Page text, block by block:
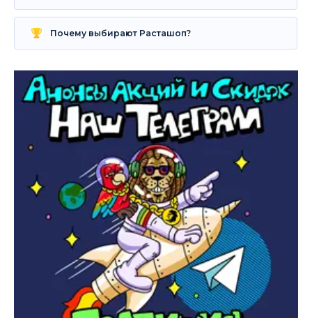
Почему выбирают Расташоп?